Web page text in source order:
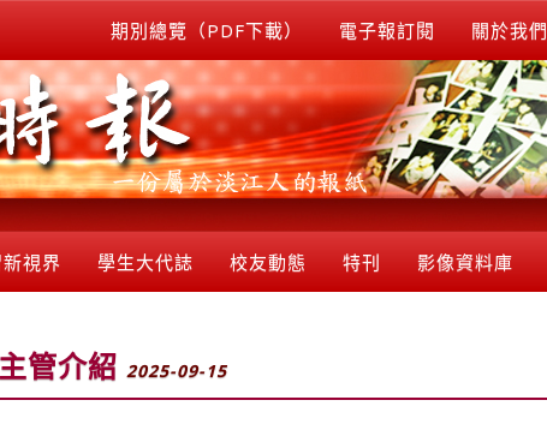
期別總覽（PDF下載） 電子報訂閱 關於我們
視界 學生大代誌 校友動態 特刊 影像資料庫
管介紹 2025-09-15